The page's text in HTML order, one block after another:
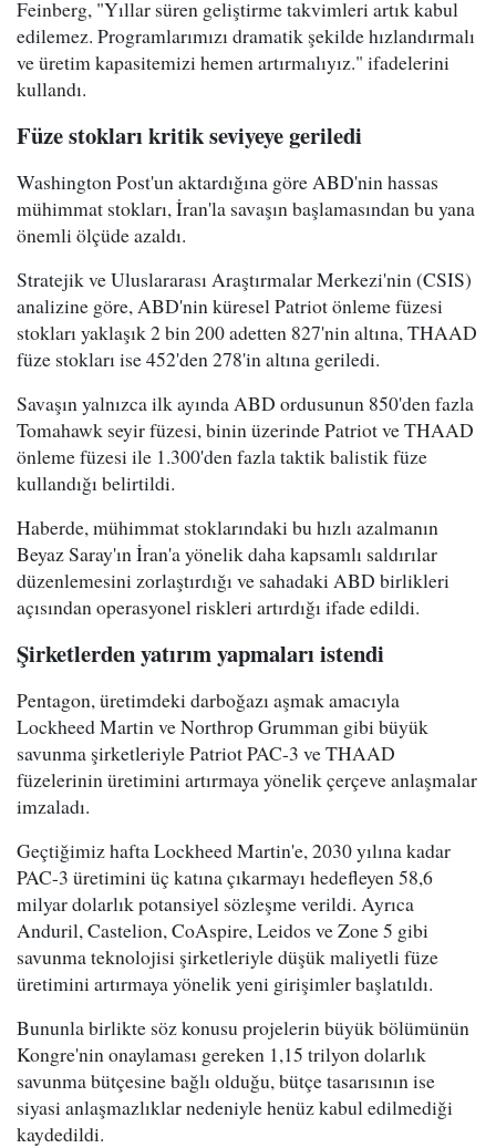
Feinberg, "Yıllar süren geliştirme takvimleri artık kabul
edilemez. Programlarımızı dramatik şekilde hızlandırmalı
ve üretim kapasitemizi hemen artırmalıyız." ifadelerini
kullandı.
Füze stokları kritik seviyeye geriledi
Washington Post'un aktardığına göre ABD'nin hassas
mühimmat stokları, İran'la savaşın başlamasından bu yana
önemli ölçüde azaldı.
Stratejik ve Uluslararası Araştırmalar Merkezi'nin (CSIS)
analizine göre, ABD'nin küresel Patriot önleme füzesi
stokları yaklaşık 2 bin 200 adetten 827'nin altına, THAAD
füze stokları ise 452'den 278'in altına geriledi.
Savaşın yalnızca ilk ayında ABD ordusunun 850'den fazla
Tomahawk seyir füzesi, binin üzerinde Patriot ve THAAD
önleme füzesi ile 1.300'den fazla taktik balistik füze
kullandığı belirtildi.
Haberde, mühimmat stoklarındaki bu hızlı azalmanın
Beyaz Saray'ın İran'a yönelik daha kapsamlı saldırılar
düzenlemesini zorlaştırdığı ve sahadaki ABD birlikleri
açısından operasyonel riskleri artırdığı ifade edildi.
Şirketlerden yatırım yapmaları istendi
Pentagon, üretimdeki darboğazı aşmak amacıyla
Lockheed Martin ve Northrop Grumman gibi büyük
savunma şirketleriyle Patriot PAC-3 ve THAAD
füzelerinin üretimini artırmaya yönelik çerçeve anlaşmalar
imzaladı.
Geçtiğimiz hafta Lockheed Martin'e, 2030 yılına kadar
PAC-3 üretimini üç katına çıkarmayı hedefleyen 58,6
milyar dolarlık potansiyel sözleşme verildi. Ayrıca
Anduril, Castelion, CoAspire, Leidos ve Zone 5 gibi
savunma teknolojisi şirketleriyle düşük maliyetli füze
üretimini artırmaya yönelik yeni girişimler başlatıldı.
Bununla birlikte söz konusu projelerin büyük bölümünün
Kongre'nin onaylaması gereken 1,15 trilyon dolarlık
savunma bütçesine bağlı olduğu, bütçe tasarısının ise
siyasi anlaşmazlıklar nedeniyle henüz kabul edilmediği
kaydedildi.